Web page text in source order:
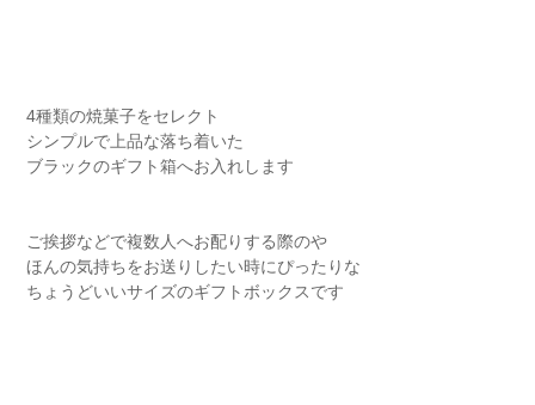
4種類の焼菓子をセレクト
シンプルで上品な落ち着いた
ブラックのギフト箱へお入れします
ご挨拶などで複数人へお配りする際のや
ほんの気持ちをお送りしたい時にぴったりな
ちょうどいいサイズのギフトボックスです